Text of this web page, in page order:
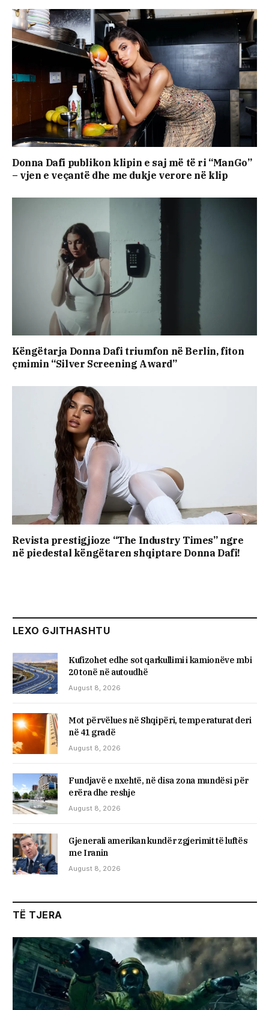
Donna Dafi publikon klipin e saj më të ri “ManGo”
– vjen e veçantë dhe me dukje verore në klip
Këngëtarja Donna Dafi triumfon në Berlin, fiton
çmimin “Silver Screening Award”
Revista prestigjioze “The Industry Times” ngre
në piedestal këngëtaren shqiptare Donna Dafi!
LEXO GJITHASHTU
Kufizohet edhe sot qarkullimi i kamionëve mbi
20 tonë në autoudhë
August 8, 2026
Mot përvëlues në Shqipëri, temperaturat deri
në 41 gradë
August 8, 2026
Fundjavë e nxehtë, në disa zona mundësi për
erëra dhe reshje
August 8, 2026
Gjenerali amerikan kundër zgjerimit të luftës
me Iranin
August 8, 2026
TË TJERA